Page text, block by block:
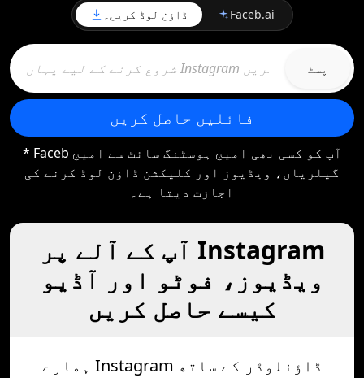
ڈاؤن لوڈ کریں۔ Faceb.ai
پسٹ
فائلیں حاصل کریں
* Faceb آپ کو کسی بھی امیج ہوسٹنگ سائٹ سے امیج
گیلریاں، ویڈیوز اور کلیکشن ڈاؤن لوڈ کرنے کی
اجازت دیتا ہے۔
آپ کے آلے پر Instagram
ویڈیوز، فوٹو اور آڈیو
کیسے حاصل کریں
ہمارے Instagram ڈاؤنلوڈر کے ساتھ